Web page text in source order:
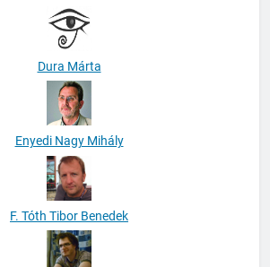
Dura Márta
Enyedi Nagy Mihály
F. Tóth Tibor Benedek